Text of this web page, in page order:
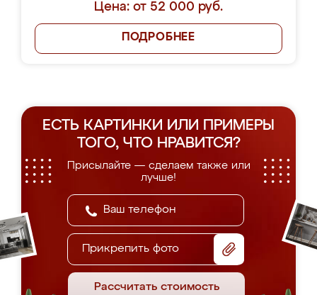
Цена: от 52 000 руб.
ПОДРОБНЕЕ
ЕСТЬ КАРТИНКИ ИЛИ ПРИМЕРЫ
ТОГО, ЧТО НРАВИТСЯ?
Присылайте — сделаем также или
лучше!
Прикрепить фото
Рассчитать стоимость